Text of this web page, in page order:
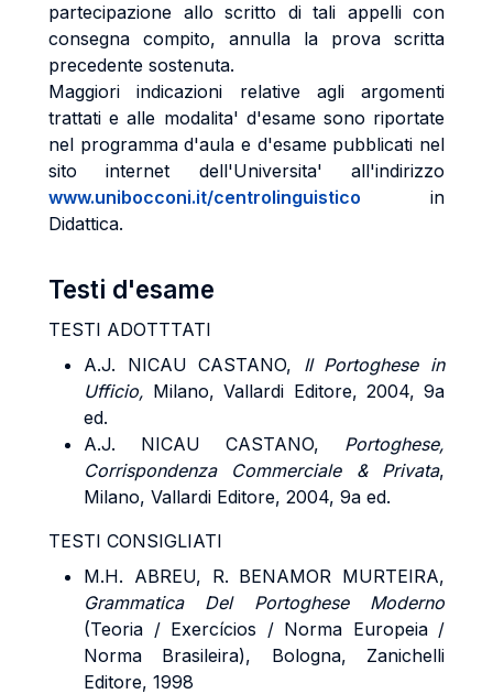
partecipazione allo scritto di tali appelli con
consegna compito, annulla la prova scritta
precedente sostenuta.
Maggiori indicazioni relative agli argomenti
trattati e alle modalita' d'esame sono riportate
nel programma d'aula e d'esame pubblicati nel
sito internet dell'Universita' all'indirizzo
www.unibocconi.it/centrolinguistico in
Didattica.
Testi d'esame
TESTI ADOTTTATI
A.J. NICAU CASTANO, Il Portoghese in
Ufficio, Milano, Vallardi Editore, 2004, 9a
ed.
A.J. NICAU CASTANO, Portoghese,
Corrispondenza Commerciale & Privata,
Milano, Vallardi Editore, 2004, 9a ed.
TESTI CONSIGLIATI
M.H. ABREU, R. BENAMOR MURTEIRA,
Grammatica Del Portoghese Moderno
(Teoria / Exercícios / Norma Europeia /
Norma Brasileira), Bologna, Zanichelli
Editore, 1998